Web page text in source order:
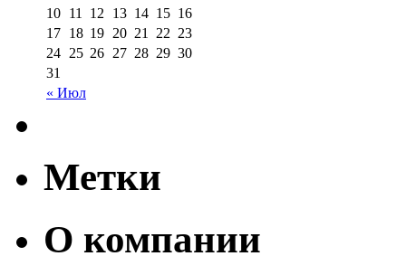
« Июл
10 11 12 13 14 15 16
17 18 19 20 21 22 23
24 25 26 27 28 29 30
31
Метки
О компании